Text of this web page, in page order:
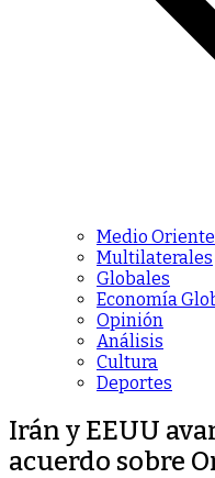
Medio Oriente
Multilaterales
Globales
Economía
Opinión
Análisis
Cultura
Deportes
Irán y EEUU
acuerdo sobre